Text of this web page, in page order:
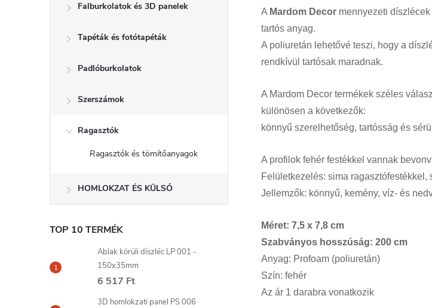
Falburkolatok és 3D panelek
Tapéták és fotótapéták
Padlóburkolatok
Szerszámok
Ragasztók
Ragasztók és tömítőanyagok
HOMLOKZAT ÉS KÜLSŐ
TOP 10 TERMÉK
Ablak körüli díszléc LP 001 -
150x35mm
6 517 Ft
3D homlokzati panel PS 006
A Mardom Decor mennyezeti
tartós anyag.
A poliuretán lehetővé teszi, hogy a
rendkívül tartósak maradnak.
A Mardom Decor termékek széles
különösen a következők:
könnyű szerelhetőség, tartósság és
A profilok fehér festékkel vannak
Felületkezelés: sima ragasztófestékkel,
Jellemzők: könnyű, kemény, víz- és
Méret: 7,5 x 7,8 cm
Szabványos hosszúság: 200 cm
Anyag: Profoam (poliuretán)
Szín: fehér
Az ár 1 darabra vonatkozik